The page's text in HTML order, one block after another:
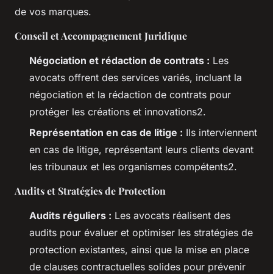
de vos marques.
Conseil et Accompagnement Juridique
Négociation et rédaction de contrats : Les
avocats offrent des services variés, incluant la
négociation et la rédaction de contrats pour
protéger les créations et innovations2.
Représentation en cas de litige : Ils interviennent
en cas de litige, représentant leurs clients devant
les tribunaux et les organismes compétents2.
Audits et Stratégies de Protection
Audits réguliers : Les avocats réalisent des
audits pour évaluer et optimiser les stratégies de
protection existantes, ainsi que la mise en place
de clauses contractuelles solides pour prévenir